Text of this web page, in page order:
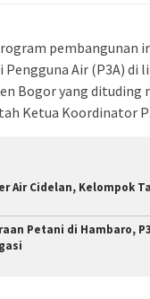
pembangunan
Air (P3A) di
Bogor yang dituding
Ketua Koordinator
Air Cidelan, Kelompok
Petani di Hambaro,